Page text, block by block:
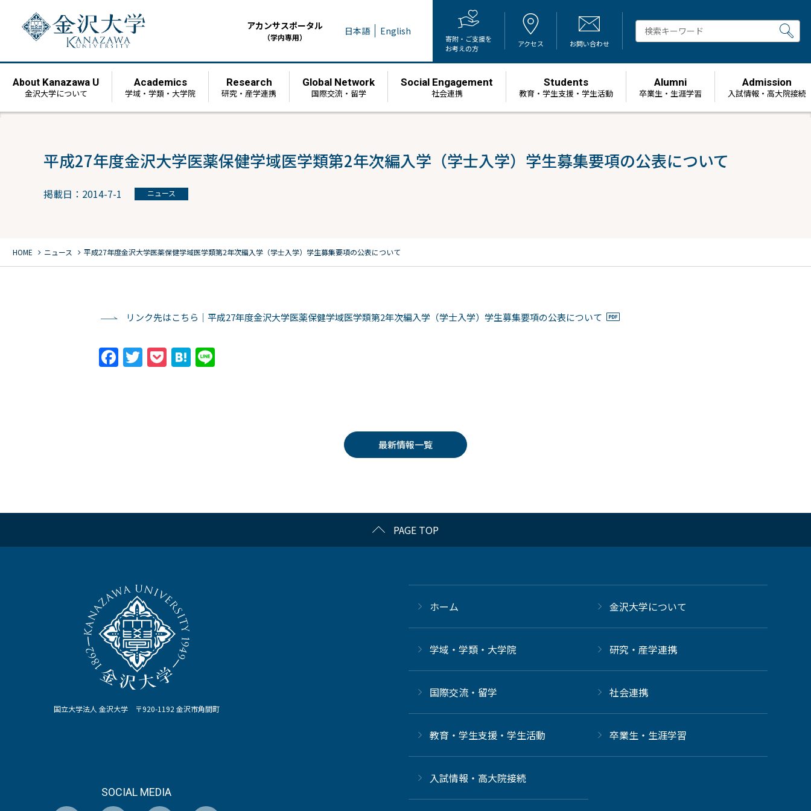
アカンサスポータル
（学内専用） 日本語 English
寄附・ご支援を
お考えの方
アクセス お問い合わせ
About Kanazawa U
金沢大学について
Academics
学域・学類・大学院
Research
研究・産学連携
Global Network
国際交流・留学
Social Engagement
社会連携
Students
教育・学生支援・学生活動
Alumni
卒業生・生涯学習
Admission
⼊試情報・高大院接続
平成27年度金沢大学医薬保健学域医学類第2年次編入学（学士入学）学生募集要項の公表について
掲載日：2014-7-1 ニュース
HOME chevron_right ニュース chevron_right 平成27年度金沢大学医薬保健学域医学類第2年次編入学（学士入学）学生募集要項の公表について
リンク先はこちら｜平成27年度金沢大学医薬保健学域医学類第2年次編入学（学士入学）学生募集要項の公表について
Facebook
Twitter
PocketHatena
最新情報一覧
PAGE TOP
国立大学法人 金沢大学 〒920-1192 金沢市角間町
SOCIAL MEDIA
ホーム 金沢大学について
学域・学類・大学院 研究・産学連携
国際交流・留学 社会連携
教育・学生支援・学生活動 卒業生・生涯学習
⼊試情報・高大院接続